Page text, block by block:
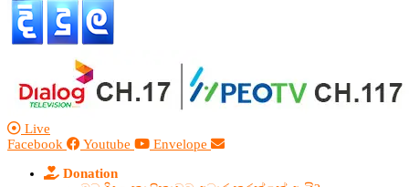
Live
Facebook
Youtube Envelope
Donation